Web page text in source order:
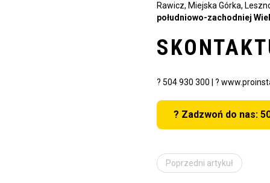
Rawicz, Miejska Górka,
południowo-zachodniej
? 504 930 300 | ?
? Zadzwoń do nas:
Poprzedni artykuł